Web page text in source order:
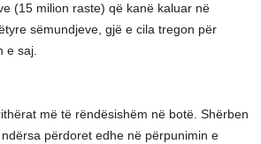
(15 milion raste) që kanë kaluar në
sëmundjeve, gjë e cila tregon për
e saj.
më të rëndësishëm në botë. Shërben
përdoret edhe në përpunimin e